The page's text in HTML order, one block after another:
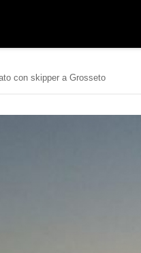
con skipper a Grosseto